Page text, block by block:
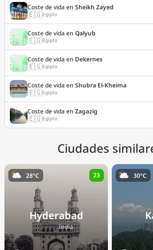
Coste de vida en Sheikh Zayed
🇪🇬Egipto
Coste de vida en Qalyub
🇪🇬Egipto
Coste de vida en Dekernes
🇪🇬Egipto
Coste de vida en Shubra El-Kheima
🇪🇬Egipto
Coste de vida en Zagazig
🇪🇬Egipto
Ciudades
Hyderabad
🇮🇳India
28°C 23 30°C